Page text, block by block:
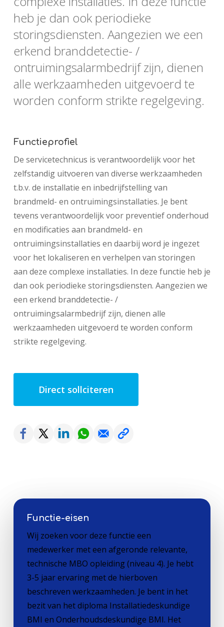
heb je dan ook periodieke
storingsdiensten. Aangezien we een
erkend branddetectie- /
ontruimingsalarmbedrijf zijn, dienen
alle werkzaamheden uitgevoerd te
worden conform strikte regelgeving.
Functieprofiel
De servicetechnicus is verantwoordelijk voor het
zelfstandig uitvoeren van diverse werkzaamheden
t.b.v. de installatie en inbedrijfstelling van
brandmeld- en ontruimingsinstallaties. Je bent
tevens verantwoordelijk voor preventief onderhoud
en modificaties aan brandmeld- en
ontruimingsinstallaties en daarbij word je ingezet
voor het lokaliseren en verhelpen van storingen
aan deze complexe installaties. In deze functie heb je
dan ook periodieke storingsdiensten. Aangezien we
een erkend branddetectie- /
ontruimingsalarmbedrijf zijn, dienen alle
werkzaamheden uitgevoerd te worden conform
strikte regelgeving.
Direct sollciteren
Functie-eisen
Wij zoeken voor deze functie een
medewerker met een afgeronde relevante,
technische MBO opleiding (niveau 4). Je hebt
3-5 jaar ervaring met de hierboven
beschreven werkzaamheden. Je bent in het
bezit van het diploma Installatiedeskundige
BMI en Onderhoudsdeskundige BMI. Het